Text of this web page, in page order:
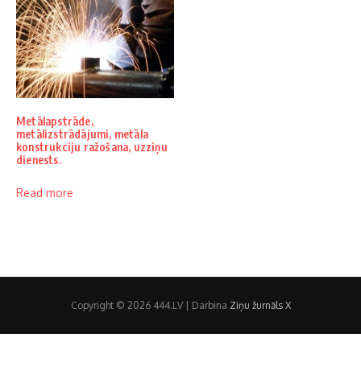
Metālapstrāde,
metālizstrādājumi, metāla
konstrukciju ražošana, uzziņu
dienests.
Read more
Copyright © 2026 444.LV | Darbina Ziņu žurnāls X